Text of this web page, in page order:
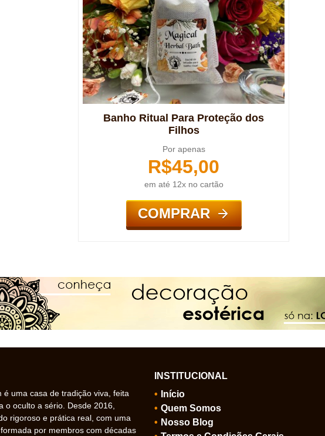
Banho Ritual Para Proteção dos
Filhos
Por apenas
R$45,00
em até 12x no cartão
COMPRAR
é uma casa de tradição viva, feita
o oculto a sério. Desde 2016,
rigoroso e prática real, com uma
por membros com décadas
INSTITUCIONAL
Início
Quem Somos
Nosso Blog